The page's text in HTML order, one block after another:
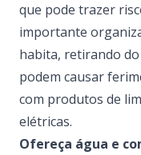
que pode trazer
importante
habita, retirando
podem causar
com produtos de
elétricas.
Ofereça água e